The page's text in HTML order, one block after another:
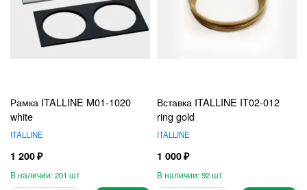
Рамка ITALLINE M01-1020
white
ITALLINE
1 200
201
Вставка ITALLINE IT02-012
ring gold
ITALLINE
1 000
92